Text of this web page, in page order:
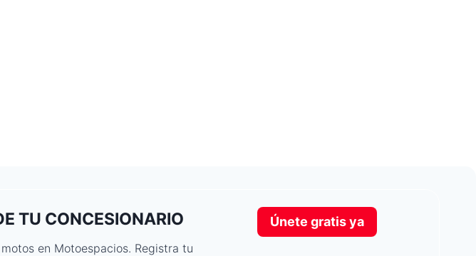
TU CONCESIONARIO
en Motoespacios. Registra tu
Únete gratis ya